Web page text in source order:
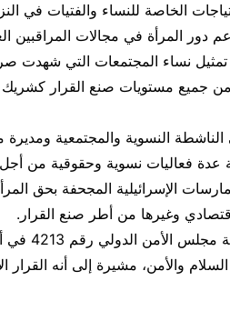
الخاصة للنساء والفتيات في
1325 يدعو إلى دعم دور المرأة في مجالات
تمثيل نساء المجتمعات التي
جميع مستويات صنع القرار
النسوية والمجتمعية
عدة فعاليات نسوية وحقوقية من
الإسرائيلية المجحفة بحق
وغيرها من أطر صنع القرار.
والأمن، مشيرة إلى أنه